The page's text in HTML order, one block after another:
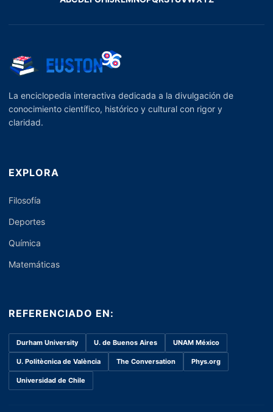
La enciclopedia interactiva dedicada a la divulgación de
conocimiento científico, histórico y cultural con rigor y
claridad.
EXPLORA
Filosofía
Deportes
Química
Matemáticas
REFERENCIADO EN:
Durham University U. de Buenos Aires UNAM México
U. Politècnica de València The Conversation Phys.org
Universidad de Chile